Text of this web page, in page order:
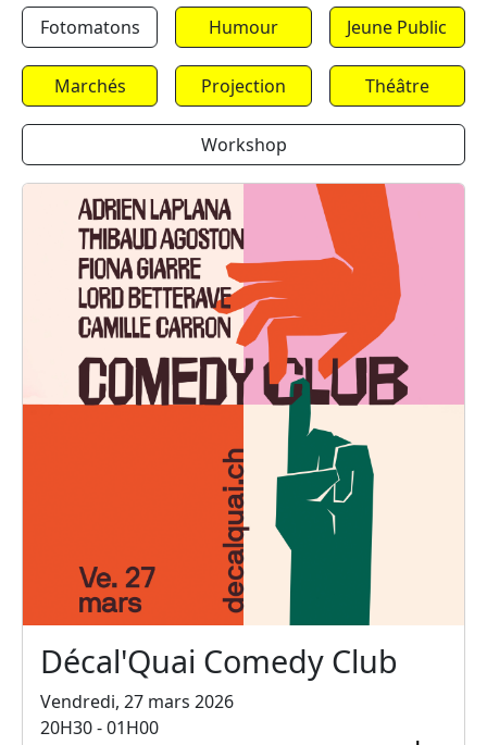
Fotomatons Humour Jeune Public
Marchés Projection Théâtre
Workshop
Décal'Quai Comedy Club
Vendredi, 27 mars 2026
20H30 - 01H00